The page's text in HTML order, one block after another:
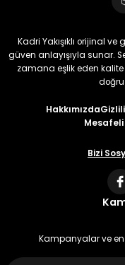
Kadri Yakışıklı orijinal
güven anlayışıyla sunar.
zamana eşlik eden kalite
doğru
Hakkımızda
Mesafeli
Bizi
Kampanyalar ve en